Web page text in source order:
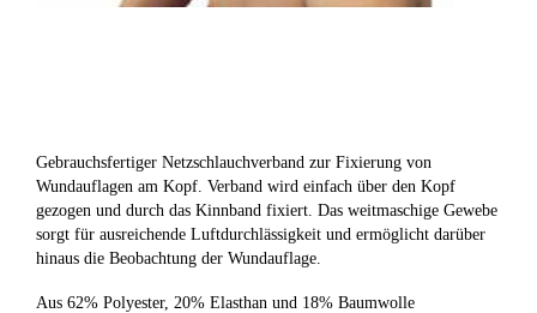
Gebrauchsfertiger Netzschlauchverband zur Fixierung von
Wundauflagen am Kopf. Verband wird einfach über den Kopf
gezogen und durch das Kinnband fixiert. Das weitmaschige Gewebe
sorgt für ausreichende Luftdurchlässigkeit und ermöglicht darüber
hinaus die Beobachtung der Wundauflage.
Aus 62% Polyester, 20% Elasthan und 18% Baumwolle